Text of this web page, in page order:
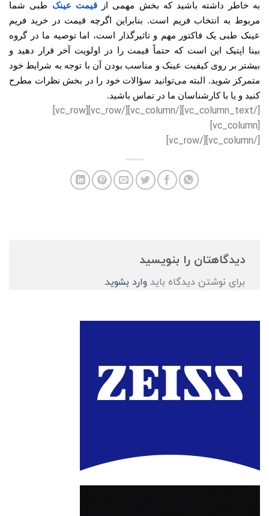
به خاطر داشته باشید که بخش مهمی از قیمت عینک
طبی شما
مربوط به انتخاب فریم است. بنابراین اگرچه قیمت در خرید فریم
عینک طبی یک فاکتور مهم و تاثیرگذار است، اما توصیه ما در گروه
بینا اپتیک این است که حتماً قیمت را در اولویت آخر قرار دهید و
بیشتر بر روی کیفیت عینک و مناسب بودن آن با توجه به شرایط خود
متمرکز شوید. البته می‌توانید سؤالات خود را در بخش نظرات مطرح
کنید و یا با کارشناسان ما در تماس باشید.
[/vc_column_text][/vc_column][/vc_row][vc_row]
[vc_column]
[/vc_column][/vc_row]
دیدگاهتان را بنویسید
برای نوشتن دیدگاه باید وارد بشوید.